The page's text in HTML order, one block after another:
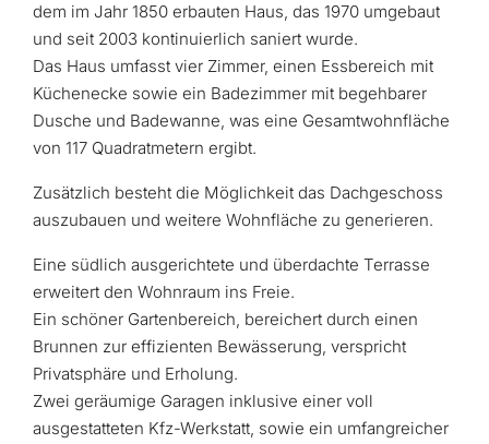
dem im Jahr 1850 erbauten Haus, das 1970 umgebaut
und seit 2003 kontinuierlich saniert wurde.
Das Haus umfasst vier Zimmer, einen Essbereich mit
Küchenecke sowie ein Badezimmer mit begehbarer
Dusche und Badewanne, was eine Gesamtwohnfläche
von 117 Quadratmetern ergibt.
Zusätzlich besteht die Möglichkeit das Dachgeschoss
auszubauen und weitere Wohnfläche zu generieren.
Eine südlich ausgerichtete und überdachte Terrasse
erweitert den Wohnraum ins Freie.
Ein schöner Gartenbereich, bereichert durch einen
Brunnen zur effizienten Bewässerung, verspricht
Privatsphäre und Erholung.
Zwei geräumige Garagen inklusive einer voll
ausgestatteten Kfz-Werkstatt, sowie ein umfangreicher